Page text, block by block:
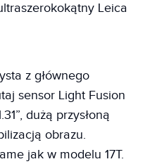
Leica
z głównego
sensor Light Fusion
dużą przysłoną
obrazu.
jak w modelu 17T.